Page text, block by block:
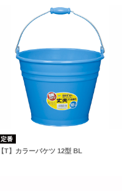
定番
【T】カラーバケツ 12型 BL